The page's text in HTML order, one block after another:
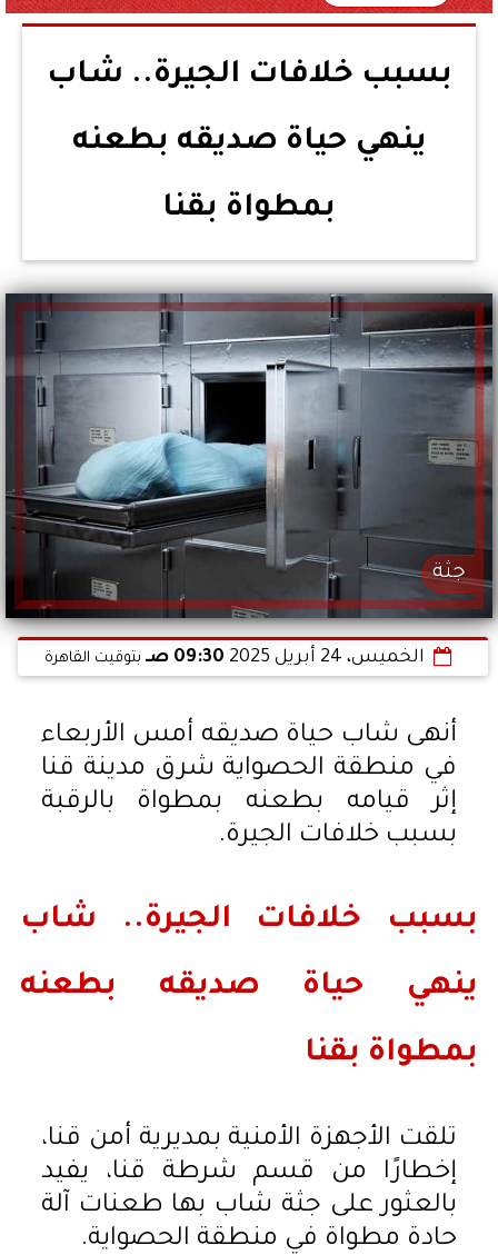
بسبب خلافات الجيرة.. شاب
ينهي حياة صديقه بطعنه
بمطواة بقنا
جثة
الخميس، 24 أبريل 2025 09:30 صـ بتوقيت القاهرة
أنهى شاب حياة صديقه أمس الأربعاء
في منطقة الحصواية شرق مدينة قنا
إثر قيامه بطعنه بمطواة بالرقبة
بسبب خلافات الجيرة.
بسبب خلافات الجيرة.. شاب
ينهي حياة صديقه بطعنه
بمطواة بقنا
تلقت الأجهزة الأمنية بمديرية أمن قنا،
إخطارًا من قسم شرطة قنا، يفيد
بالعثور على جثة شاب بها طعنات آلة
حادة مطواة في منطقة الحصواية.